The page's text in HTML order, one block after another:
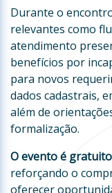
Durante o
relevantes como
atendimento
benefícios por
para novos
dados cadastrais,
além de
formalização.
O evento é
reforçando o
oferecer